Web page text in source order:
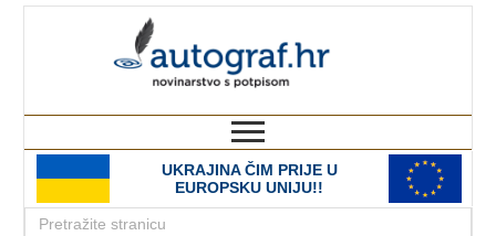
UKRAJINA ČIM PRIJE U
EUROPSKU UNIJU!!